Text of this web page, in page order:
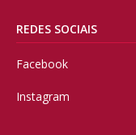
REDES SOCIAIS
Facebook
Instagram